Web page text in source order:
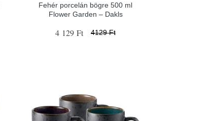
Fehér porcelán bögre 500 ml
Flower Garden – Dakls
4 129 Ft 4129 Ft